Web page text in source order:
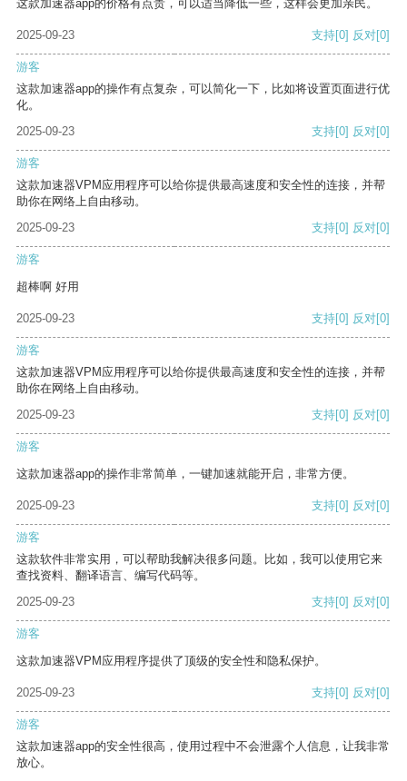
这款加速器app的价格有点贵，可以适当降低一些，这样会更加亲民。
2025-09-23 支持[0] 反对[0]
游客
这款加速器app的操作有点复杂，可以简化一下，比如将设置页面进行优
化。
2025-09-23
支持[0] 反对[0]
游客
这款加速器VPM应用程序可以给你提供最高速度和安全性的连接，并帮
助你在网络上自由移动。
2025-09-23
支持[0] 反对[0]
游客
超棒啊 好用
2025-09-23 支持[0] 反对[0]
游客
这款加速器VPM应用程序可以给你提供最高速度和安全性的连接，并帮
助你在网络上自由移动。
2025-09-23
支持[0] 反对[0]
游客
这款加速器app的操作非常简单，一键加速就能开启，非常方便。
2025-09-23 支持[0] 反对[0]
游客
这款软件非常实用，可以帮助我解决很多问题。比如，我可以使用它来
查找资料、翻译语言、编写代码等。
2025-09-23
支持[0] 反对[0]
游客
这款加速器VPM应用程序提供了顶级的安全性和隐私保护。
2025-09-23 支持[0] 反对[0]
游客
这款加速器app的安全性很高，使用过程中不会泄露个人信息，让我非常
放心。